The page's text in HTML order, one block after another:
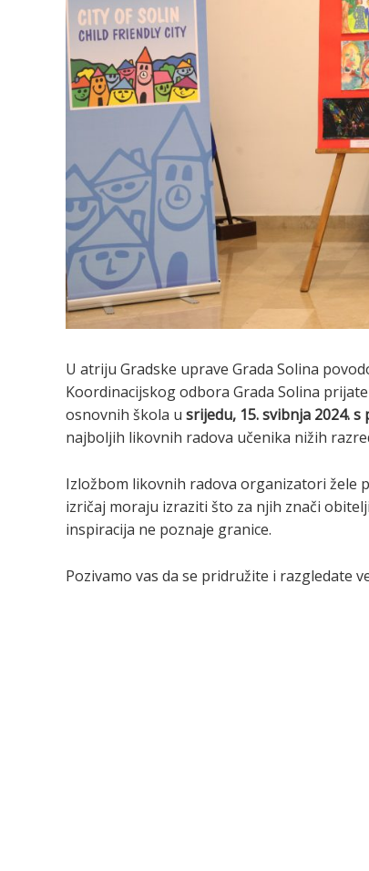
U atriju Gradske uprave Grada Solina
Koordinacijskog odbora Grada Solina
osnovnih škola u srijedu, 15. svibnja 2024.
najboljih likovnih radova učenika nižih
Izložbom likovnih radova organizatori žele
izričaj moraju izraziti što za njih znači
inspiracija ne poznaje granice.
Pozivamo vas da se pridružite i razgledate